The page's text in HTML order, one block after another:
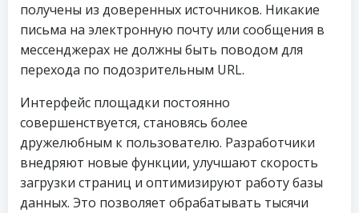
получены из доверенных источников. Никакие
письма на электронную почту или сообщения в
мессенджерах не должны быть поводом для
перехода по подозрительным URL.
Интерфейс площадки постоянно
совершенствуется, становясь более
дружелюбным к пользователю. Разработчики
внедряют новые функции, улучшают скорость
загрузки страниц и оптимизируют работу базы
данных. Это позволяет обрабатывать тысячи